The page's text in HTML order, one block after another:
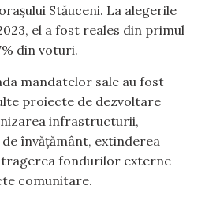
Stăuceni. La alegerile
el a fost reales din primul
din voturi.
mandatelor sale au fost
proiecte de dezvoltare
infrastructurii,
învățământ, extinderea
fondurilor externe
comunitare.